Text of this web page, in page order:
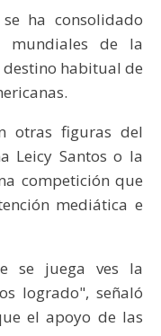
ha consolidado
mundiales de la
habitual de
otras figuras del
Leicy Santos o la
competición que
mediática e
se juega ves la
logrado", señaló
el apoyo de las